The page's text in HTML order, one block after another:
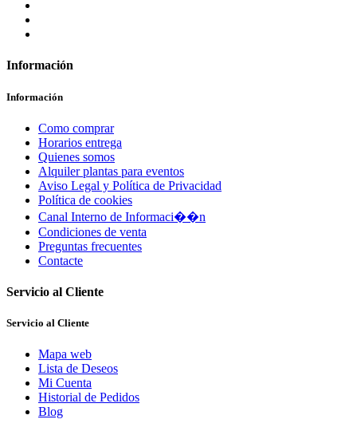
Información
Información
Como comprar
Horarios entrega
Quienes somos
Alquiler plantas para eventos
Aviso Legal y Política de Privacidad
Política de cookies
Canal Interno de Informaci��n
Condiciones de venta
Preguntas frecuentes
Contacte
Servicio al Cliente
Servicio al Cliente
Mapa web
Lista de Deseos
Mi Cuenta
Historial de Pedidos
Blog